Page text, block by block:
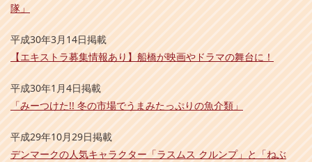
隊」
平成30年3月14日掲載
【エキストラ募集情報あり】船橋が映画やドラマの舞台に！
平成30年1月4日掲載
「みーつけた!! 冬の市場でうまみたっぷりの魚介類」
平成29年10月29日掲載
デンマークの人気キャラクター「ラスムス クルンプ」と「ねぶ